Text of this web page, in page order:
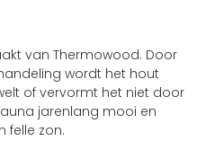
van Thermowood. Door
wordt het hout
of vervormt het niet door
jarenlang mooi en
felle zon.